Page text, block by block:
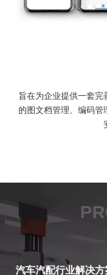
旨在为企业提供一套完
的图文档管理、编码管
汽车汽配行业解决方